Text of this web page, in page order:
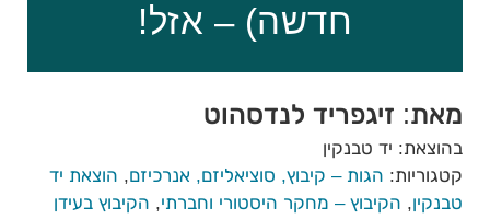
חדשה) – אזל!
מאת: זיגפריד לנדסהוט
בהוצאת: יד טבנקין
קטגוריות: הגות – קיבוץ, סוציאליזם, אנרכיזם, הוצאת יד
טבנקין, הקיבוץ – מחקר היסטורי וחברתי, הקיבוץ בעידן